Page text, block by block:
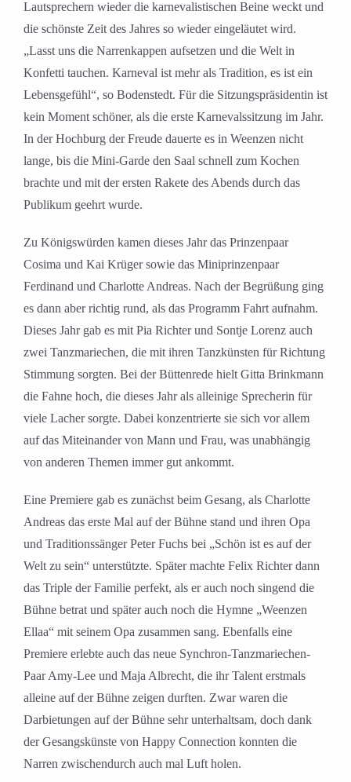
Lautsprechern wieder die karnevalistischen Beine weckt und
die schönste Zeit des Jahres so wieder eingeläutet wird.
„Lasst uns die Narrenkappen aufsetzen und die Welt in
Konfetti tauchen. Karneval ist mehr als Tradition, es ist ein
Lebensgefühl“, so Bodenstedt. Für die Sitzungspräsidentin ist
kein Moment schöner, als die erste Karnevalssitzung im Jahr.
In der Hochburg der Freude dauerte es in Weenzen nicht
lange, bis die Mini-Garde den Saal schnell zum Kochen
brachte und mit der ersten Rakete des Abends durch das
Publikum geehrt wurde.
Zu Königswürden kamen dieses Jahr das Prinzenpaar
Cosima und Kai Krüger sowie das Miniprinzenpaar
Ferdinand und Charlotte Andreas. Nach der Begrüßung ging
es dann aber richtig rund, als das Programm Fahrt aufnahm.
Dieses Jahr gab es mit Pia Richter und Sontje Lorenz auch
zwei Tanzmariechen, die mit ihren Tanzkünsten für Richtung
Stimmung sorgten. Bei der Büttenrede hielt Gitta Brinkmann
die Fahne hoch, die dieses Jahr als alleinige Sprecherin für
viele Lacher sorgte. Dabei konzentrierte sie sich vor allem
auf das Miteinander von Mann und Frau, was unabhängig
von anderen Themen immer gut ankommt.
Eine Premiere gab es zunächst beim Gesang, als Charlotte
Andreas das erste Mal auf der Bühne stand und ihren Opa
und Traditionssänger Peter Fuchs bei „Schön ist es auf der
Welt zu sein“ unterstützte. Später machte Felix Richter dann
das Triple der Familie perfekt, als er auch noch singend die
Bühne betrat und später auch noch die Hymne „Weenzen
Ellaa“ mit seinem Opa zusammen sang. Ebenfalls eine
Premiere erlebte auch das neue Synchron-Tanzmariechen-
Paar Amy-Lee und Maja Albrecht, die ihr Talent erstmals
alleine auf der Bühne zeigen durften. Zwar waren die
Darbietungen auf der Bühne sehr unterhaltsam, doch dank
der Gesangskünste von Happy Connection konnten die
Narren zwischendurch auch mal Luft holen.